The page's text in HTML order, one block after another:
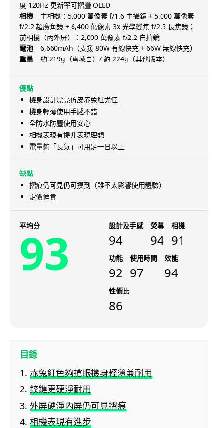
度 120Hz 更新率可摺疊 OLED
相機
主相機：5,000 萬像素 f/1.6 主攝鏡 + 5,000 萬像素
f/2.2 超廣角鏡 + 6,400 萬像素 3x 光學變焦 f/2.5 長焦鏡；
前相機（內外屏）：2,000 萬像素 f/2.2 自拍鏡
電池
6,660mAh（支援 80W 有線快充 + 66W 無線快充）
重量
約 219g（雪域白）/ 約 224g（其他版本）
優點
機身設計漂亮仿皮赤兔紅尤佳
機身輕薄使用手感不錯
全防水防塵使用安心
相機表現有提升表現理想
電量夠「長氣」可用足一日以上
缺點
摺痕仍可見仍可摸到（雖不太影響使用體驗）
定價偏貴
平均分
93 設計及手感
94
熒幕
94
相機
91
功能
92
使用時間
97
效能
94
性價比
86
目錄
赤兔紅色夠搶眼機身輕薄兼耐用
鉸鏈更硬淨耐用
外屏硬淨內屏仍可見摺痕
相機表現有進步